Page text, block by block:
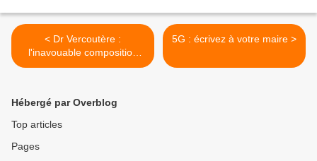
< Dr Vercoutère :
l'inavouable composition
des vaccins
5G : écrivez à votre maire >
Hébergé par Overblog
Top articles
Pages